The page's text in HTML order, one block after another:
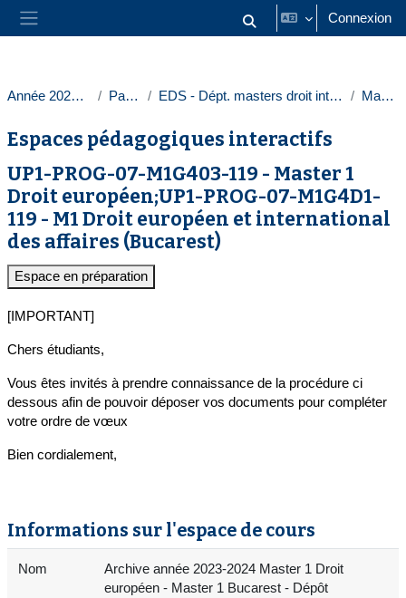
Passer au contenu principal
Panneau latéral Activer/désactiver la saisie
Connexion
Année 2023-2024 Paris 1 EDS - Dépt. masters droit intern. europ. Masters
Espaces pédagogiques interactifs
UP1-PROG-07-M1G403-119 - Master 1
Droit européen;UP1-PROG-07-M1G4D1-
119 - M1 Droit européen et international
des affaires (Bucarest)
Espace en préparation
[IMPORTANT]
Chers étudiants,
Vous êtes invités à prendre connaissance de la procédure ci
dessous afin de pouvoir déposer vos documents pour compléter
votre ordre de vœux
Bien cordialement,
Informations sur l'espace de cours
Nom
Archive année 2023-2024 Master 1 Droit
européen - Master 1 Bucarest - Dépôt